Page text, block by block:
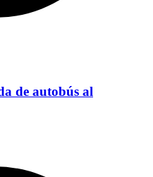
de autobús al